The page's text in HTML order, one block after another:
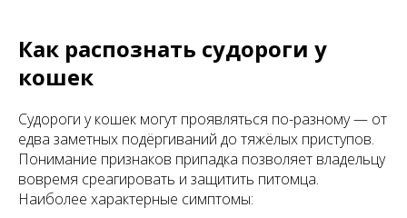
Как распознать судороги у
кошек
Судороги у кошек могут проявляться по-разному — от
едва заметных подёргиваний до тяжёлых приступов.
Понимание признаков припадка позволяет владельцу
вовремя среагировать и защитить питомца.
Наиболее характерные симптомы: